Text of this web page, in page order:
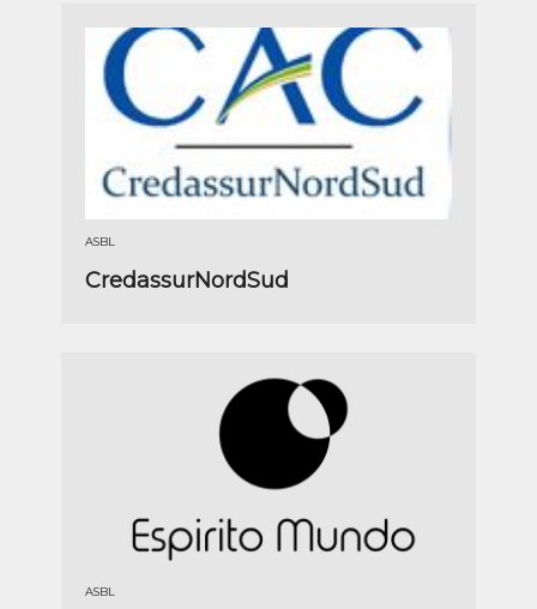
ASBL
CredassurNordSud
ASBL